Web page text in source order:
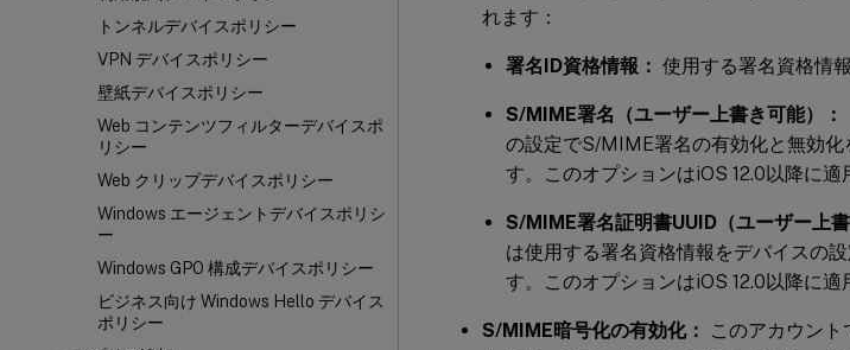
トンネルデバイスポリシー
VPN デバイスポリシー
壁紙デバイスポリシー
Web コンテンツフィルターデバイスポ
リシー
Web クリップデバイスポリシー
Windows エージェントデバイスポリシ
ー
Windows GPO 構成デバイスポリシー
ビジネス向け Windows Hello デバイス
ポリシー
れます：
署名ID資格情報： 使用する署名資格情
S/MIME署名（ユーザー上書き可能）：
の設定でS/MIME署名の有効化と無効
す。このオプションはiOS 12.0以降に適
S/MIME署名証明書UUID（ユーザー上書
は使用する署名資格情報をデバイスの
す。このオプションはiOS 12.0以降に適
S/MIME暗号化の有効化：
このアカウン